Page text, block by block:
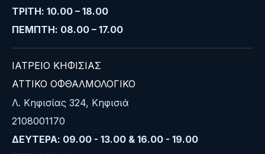
ΤΡΙΤΗ: 10.00 – 18.00
ΠΕΜΠΤΗ: 08.00 – 17.00
ΙΑΤΡΕΙΟ ΚΗΦΙΣΙΑΣ
ΑΤΤΙΚΟ ΟΦΘΑΛΜΟΛΟΓΙΚΟ
Λ. Κηφισίας 324, Κηφισιά
2108001170
ΔΕΥΤΕΡΑ: 09.00 - 13.00 & 16.00 - 19.00